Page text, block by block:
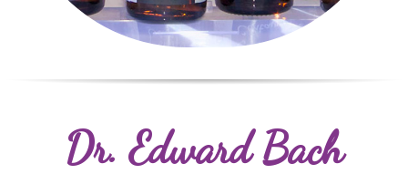
Dr. Edward Bach